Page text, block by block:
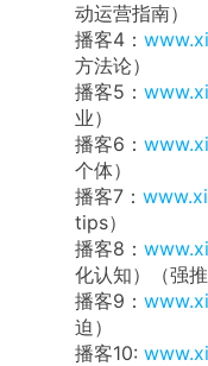
动运营指南）
播客4：
方法论）
播客5：
业）
播客6：
个体）
播客7：
tips）
播客8：
化认知）（强推
播客9：
迫）
播客10: